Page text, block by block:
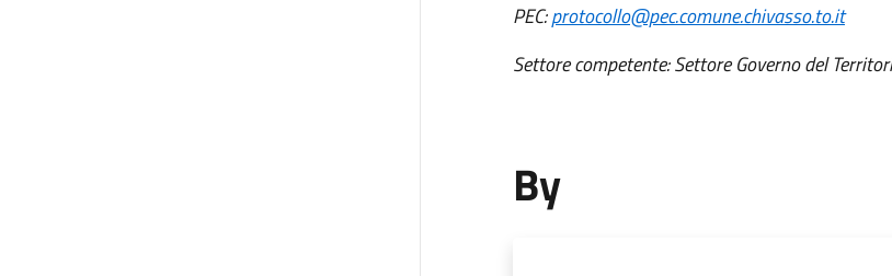
PEC:protocollo@pec.comune.chivasso.to.it
Settore competente: Settore Governo del
By